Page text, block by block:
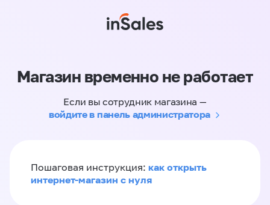
Магазин временно не работает
Если вы сотрудник магазина —
войдите в панель администратора
Пошаговая инструкция: как открыть
интернет-магазин с нуля